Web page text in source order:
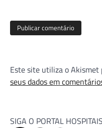
Este site utiliza o Akismet
seus dados em
SIGA O PORTAL